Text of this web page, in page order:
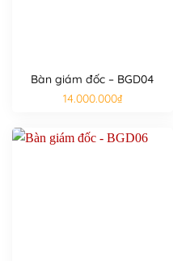
Bàn giám đốc – BGD04
14.000.000₫